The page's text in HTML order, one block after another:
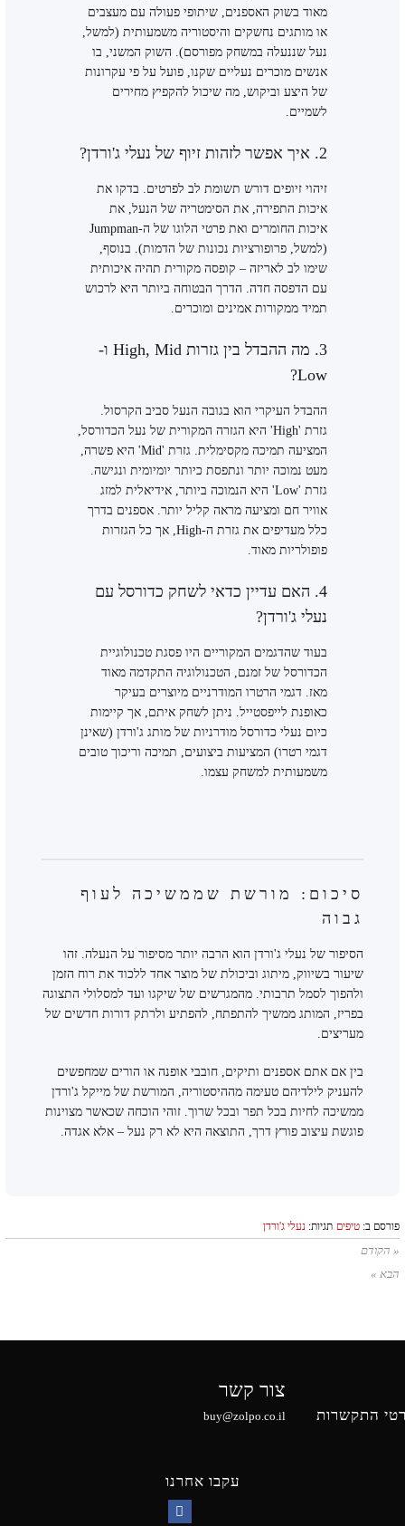
מאוד בשוק האספנים, שיתופי פעולה עם מעצבים
או מותגים נחשקים והיסטוריה משמעותית (למשל,
נעל שננעלה במשחק מפורסם). השוק המשני, בו
אנשים מוכרים נעליים שקנו, פועל על פי עקרונות
של היצע וביקוש, מה שיכול להקפיץ מחירים
לשמיים.
2. איך אפשר לזהות זיוף של נעלי ג'ורדן?
זיהוי זיופים דורש תשומת לב לפרטים. בדקו את
איכות התפירה, את הסימטריה של הנעל, את
איכות החומרים ואת פרטי הלוגו של ה-Jumpman
(למשל, פרופורציות נכונות של הדמות). בנוסף,
שימו לב לאריזה – קופסה מקורית תהיה איכותית
עם הדפסה חדה. הדרך הבטוחה ביותר היא לרכוש
תמיד ממקורות אמינים ומוכרים.
3. מה ההבדל בין גזרות High, Mid ו-
Low?
ההבדל העיקרי הוא בגובה הנעל סביב הקרסול.
גזרת 'High' היא הגזרה המקורית של נעל הכדורסל,
המציעה תמיכה מקסימלית. גזרת 'Mid' היא פשרה,
מעט נמוכה יותר ונתפסת כיותר יומיומית ונגישה.
גזרת 'Low' היא הנמוכה ביותר, אידיאלית למזג
אוויר חם ומציעה מראה קליל יותר. אספנים בדרך
כלל מעדיפים את גזרת ה-High, אך כל הגזרות
פופולריות מאוד.
4. האם עדיין כדאי לשחק כדורסל עם
נעלי ג'ורדן?
בעוד שהדגמים המקוריים היו פסגת טכנולוגיית
הכדורסל של זמנם, הטכנולוגיה התקדמה מאוד
מאז. דגמי הרטרו המודרניים מיוצרים בעיקר
כאופנת לייפסטייל. ניתן לשחק איתם, אך קיימות
כיום נעלי כדורסל מודרניות של מותג ג'ורדן (שאינן
דגמי רטרו) המציעות ביצועים, תמיכה וריכוך טובים
משמעותית למשחק עצמו.
סיכום: מורשת שממשיכה לעוף
גבוה
הסיפור של נעלי ג'ורדן הוא הרבה יותר מסיפור על הנעלה. זהו
שיעור בשיווק, מיתוג וביכולת של מוצר אחד ללכוד את רוח הזמן
ולהפוך לסמל תרבותי. מהמגרשים של שיקגו ועד למסלולי התצוגה
בפריז, המותג ממשיך להתפתח, להפתיע ולרתק דורות חדשים של
מעריצים.
בין אם אתם אספנים ותיקים, חובבי אופנה או הורים שמחפשים
להעניק לילדיהם טעימה מההיסטוריה, המורשת של מייקל ג'ורדן
ממשיכה לחיות בכל תפר ובכל שרוך. זוהי הוכחה שכאשר מצוינות
פוגשת עיצוב פורץ דרך, התוצאה היא לא רק נעל – אלא אגדה.
פורסם ב: טיפים תגיות: נעלי ג'ורדן
« הקודם
הבא »
התקשרות
צור קשר
buy@zolpo.co.il
עקבו אחרנו